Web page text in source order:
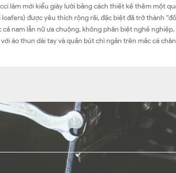
làm mới kiểu giày lười bằng cách thiết kế thêm một
được yêu thích rộng rãi, đặc biệt đã trở thành
nam lẫn nữ ưa chuộng, không phân biệt nghề
áo thun dài tay và quần bút chì ngắn trên mắc cá